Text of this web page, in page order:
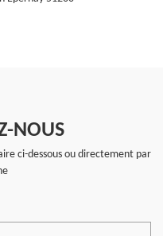
NOUS
ci-dessous ou directement par